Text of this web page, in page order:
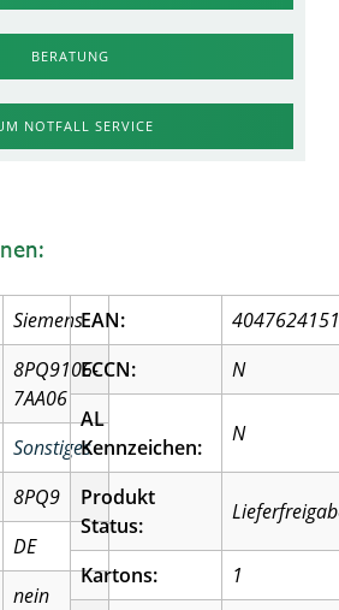
BERATUNG
NOTFALL SERVICE
Siemens
8PQ9106-
7AA06
Sonstiges
8PQ9
DE
nein
EAN:
ECCN:
N
AL
Kennzeichen:
N
Produkt
Status:
Kartons:
1